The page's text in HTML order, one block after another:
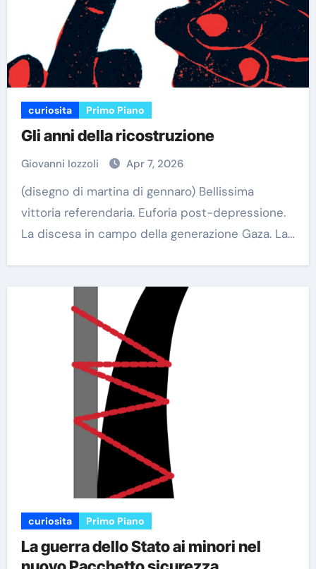
curiosita Primo Piano
Gli anni della ricostruzione
Giovanni Iozzoli Apr 7, 2026
(disegno di martina di gennaro) Bellissima
vittoria referendaria. Euforia post-depressione.
La discesa in campo della generazione Gaza. La…
curiosita Primo Piano
La guerra dello Stato ai minori nel